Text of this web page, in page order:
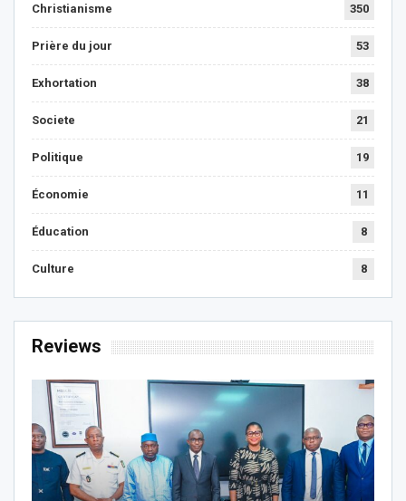
Christianisme 350
Prière du jour 53
Exhortation 38
Societe 21
Politique 19
Économie 11
Éducation 8
Culture 8
Reviews